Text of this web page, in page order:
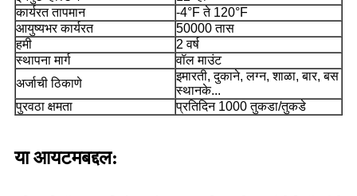
कार्यरत तापमान
-4°F ते 120°F
आयुष्यभर कार्यरत
50000 तास
हमी
2 वर्ष
स्थापना मार्ग
वॉल माउंट
अर्जाची ठिकाणे
इमारती, दुकाने, लग्न, शाळा, बार, बस
स्थानके...
पुरवठा क्षमता
प्रतिदिन 1000 तुकडा/तुकडे
या आयटमबद्दल: